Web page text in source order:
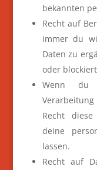
bekannten
Recht auf
immer du
Daten zu
oder
Wenn du
Recht
deine
lassen.
Recht auf